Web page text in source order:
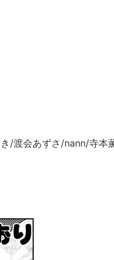
/渡会あずさ/nann/寺本